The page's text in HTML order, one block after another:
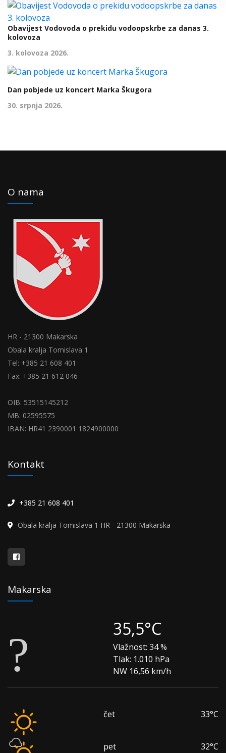
Obavijest Vodovoda o prekidu vodoopskrbe za danas 3.
kolovoza
3. kolovoza 2026.
Dan pobjede uz koncert Marka Škugora
30. srpnja 2026.
O nama
HR - 21300 Makarska
Obala kralja Tomislava 1
Tel: +385 21 608 401
Fax: +385 21 612 046
OIB: 53515145212
MB: 02595575
IBAN: HR41 2390001 1824900000
Kontakt
+385 21 608 401
Obala kralja Tomislava 1 HR - 21300 Makarska
Makarska
35,5°C
Vlažnost: 34 %
Tlak: 1.010 hPa
NW 16,56 km/h
čet 33°C
pet 32°C